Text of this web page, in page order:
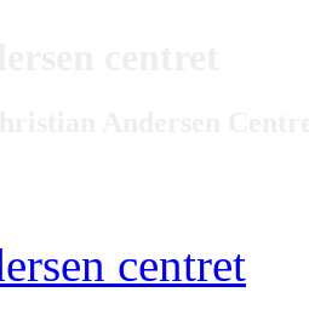
centret